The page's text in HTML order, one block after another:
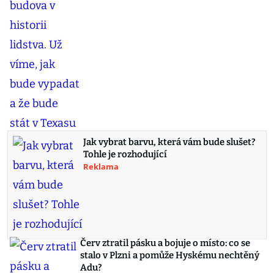
Jak vybrat barvu, která vám bude slušet?
Tohle je rozhodující
Reklama
Červ ztratil pásku a bojuje o místo: co se
stalo v Plzni a pomůže Hyskému nechtěný
Adu?